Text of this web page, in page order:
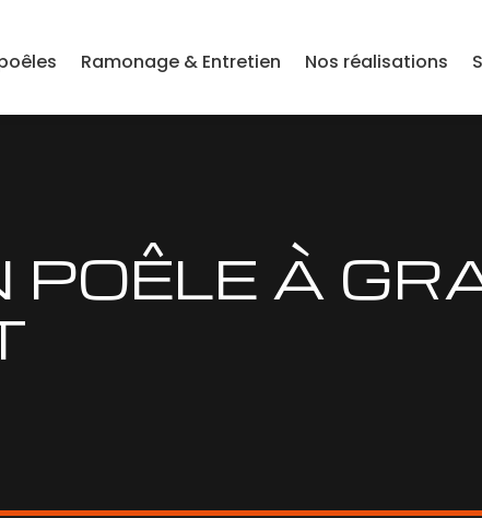
Ramonage & Entretien Nos réalisations
POÊLE À